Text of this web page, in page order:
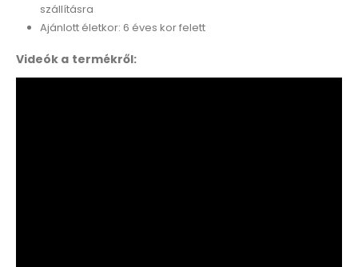
szállításra
Ajánlott életkor: 6 éves kor felett
Videók a termékről: